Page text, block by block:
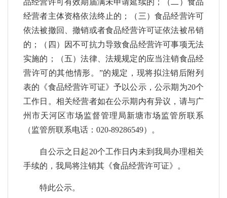
品经营许可有效期届满未申请延续的；（二）食品
经营者主体资格依法终止的；（三）食品经营许可
依法被撤回、撤销或者食品经营许可证依法被吊销
的；（四）因不可抗力导致食品经营许可事项无法
实施的；（五）法律、法规规定的应当注销食品经
营许可的其他情形。”的规定，现将拟注销后附列
表的《食品经营许可证》予以公示，公示期为20个
工作日。相关经营者如在公示期内有异议，请与广
州市天河区市场监督管理局新塘市场监管所联系
（监管所联系电话：020-89286549）。
自公示之日起20个工作日内未到我局办理相关
手续的，我局将注销其《食品经营许可证》。
特此公示。